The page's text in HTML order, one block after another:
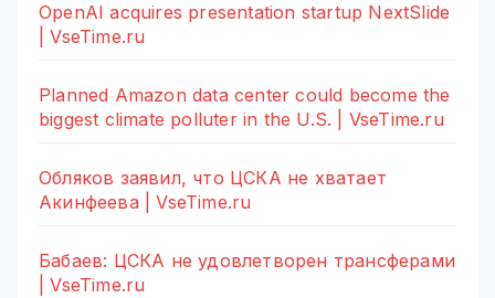
OpenAI acquires presentation startup NextSlide
| VseTime.ru
Planned Amazon data center could become the
biggest climate polluter in the U.S. | VseTime.ru
Обляков заявил, что ЦСКА не хватает
Акинфеева | VseTime.ru
Бабаев: ЦСКА не удовлетворен трансферами
| VseTime.ru